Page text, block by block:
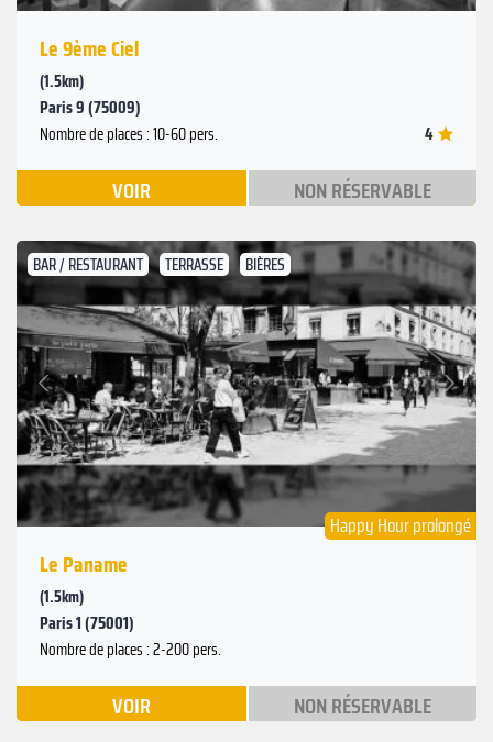
Le 9ème Ciel
(1.5km)
Paris 9 (75009)
Nombre de places : 10-60 pers. 4
VOIR NON RÉSERVABLE
BAR / RESTAURANT TERRASSE BIÈRES
Précédent
Suivant
Happy Hour prolongé
Le Paname
(1.5km)
Paris 1 (75001)
Nombre de places : 2-200 pers.
VOIR NON RÉSERVABLE